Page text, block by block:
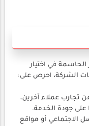
الحاسمة في اختيار
الشركة، احرص على:
تجارب عملاء آخرين،
على جودة الخدمة.
الاجتماعي أو مواقع